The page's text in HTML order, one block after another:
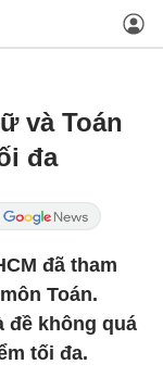
và Toán
đa
đã tham
Toán.
đề không quá
tối đa.